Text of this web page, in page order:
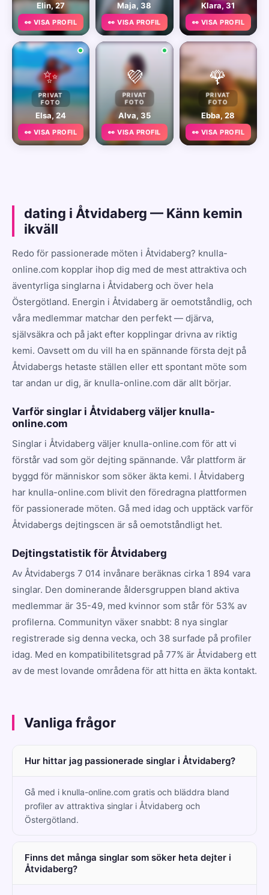
Elin, 27
👀 VISA PROFIL
Maja, 38
👀 VISA PROFIL
Klara, 31
👀 VISA PROFIL
✨
PRIVAT
FOTO
Elsa, 24
👀 VISA PROFIL
💜
PRIVAT
FOTO
Alva, 35
👀 VISA PROFIL
🌹
PRIVAT
FOTO
Ebba, 28
👀 VISA PROFIL
dating i Åtvidaberg — Känn kemin
ikväll
Redo för passionerade möten i Åtvidaberg? knulla-
online.com kopplar ihop dig med de mest attraktiva och
äventyrliga singlarna i Åtvidaberg och över hela
Östergötland. Energin i Åtvidaberg är oemotståndlig, och
våra medlemmar matchar den perfekt — djärva,
självsäkra och på jakt efter kopplingar drivna av riktig
kemi. Oavsett om du vill ha en spännande första dejt på
Åtvidabergs hetaste ställen eller ett spontant möte som
tar andan ur dig, är knulla-online.com där allt börjar.
Varför singlar i Åtvidaberg väljer knulla-
online.com
Singlar i Åtvidaberg väljer knulla-online.com för att vi
förstår vad som gör dejting spännande. Vår plattform är
byggd för människor som söker äkta kemi. I Åtvidaberg
har knulla-online.com blivit den föredragna plattformen
för passionerade möten. Gå med idag och upptäck varför
Åtvidabergs dejtingscen är så oemotståndligt het.
Dejtingstatistik för Åtvidaberg
Av Åtvidabergs 7 014 invånare beräknas cirka 1 894 vara
singlar. Den dominerande åldersgruppen bland aktiva
medlemmar är 35-49, med kvinnor som står för 53% av
profilerna. Communityn växer snabbt: 8 nya singlar
registrerade sig denna vecka, och 38 surfade på profiler
idag. Med en kompatibilitetsgrad på 77% är Åtvidaberg ett
av de mest lovande områdena för att hitta en äkta kontakt.
Vanliga frågor
Hur hittar jag passionerade singlar i Åtvidaberg?
Gå med i knulla-online.com gratis och bläddra bland
profiler av attraktiva singlar i Åtvidaberg och
Östergötland.
Finns det många singlar som söker heta dejter i
Åtvidaberg?